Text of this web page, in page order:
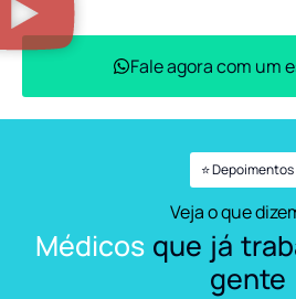
Fale agora com um
⭐ Depoimentos
Veja o que
Médicos que já
gente